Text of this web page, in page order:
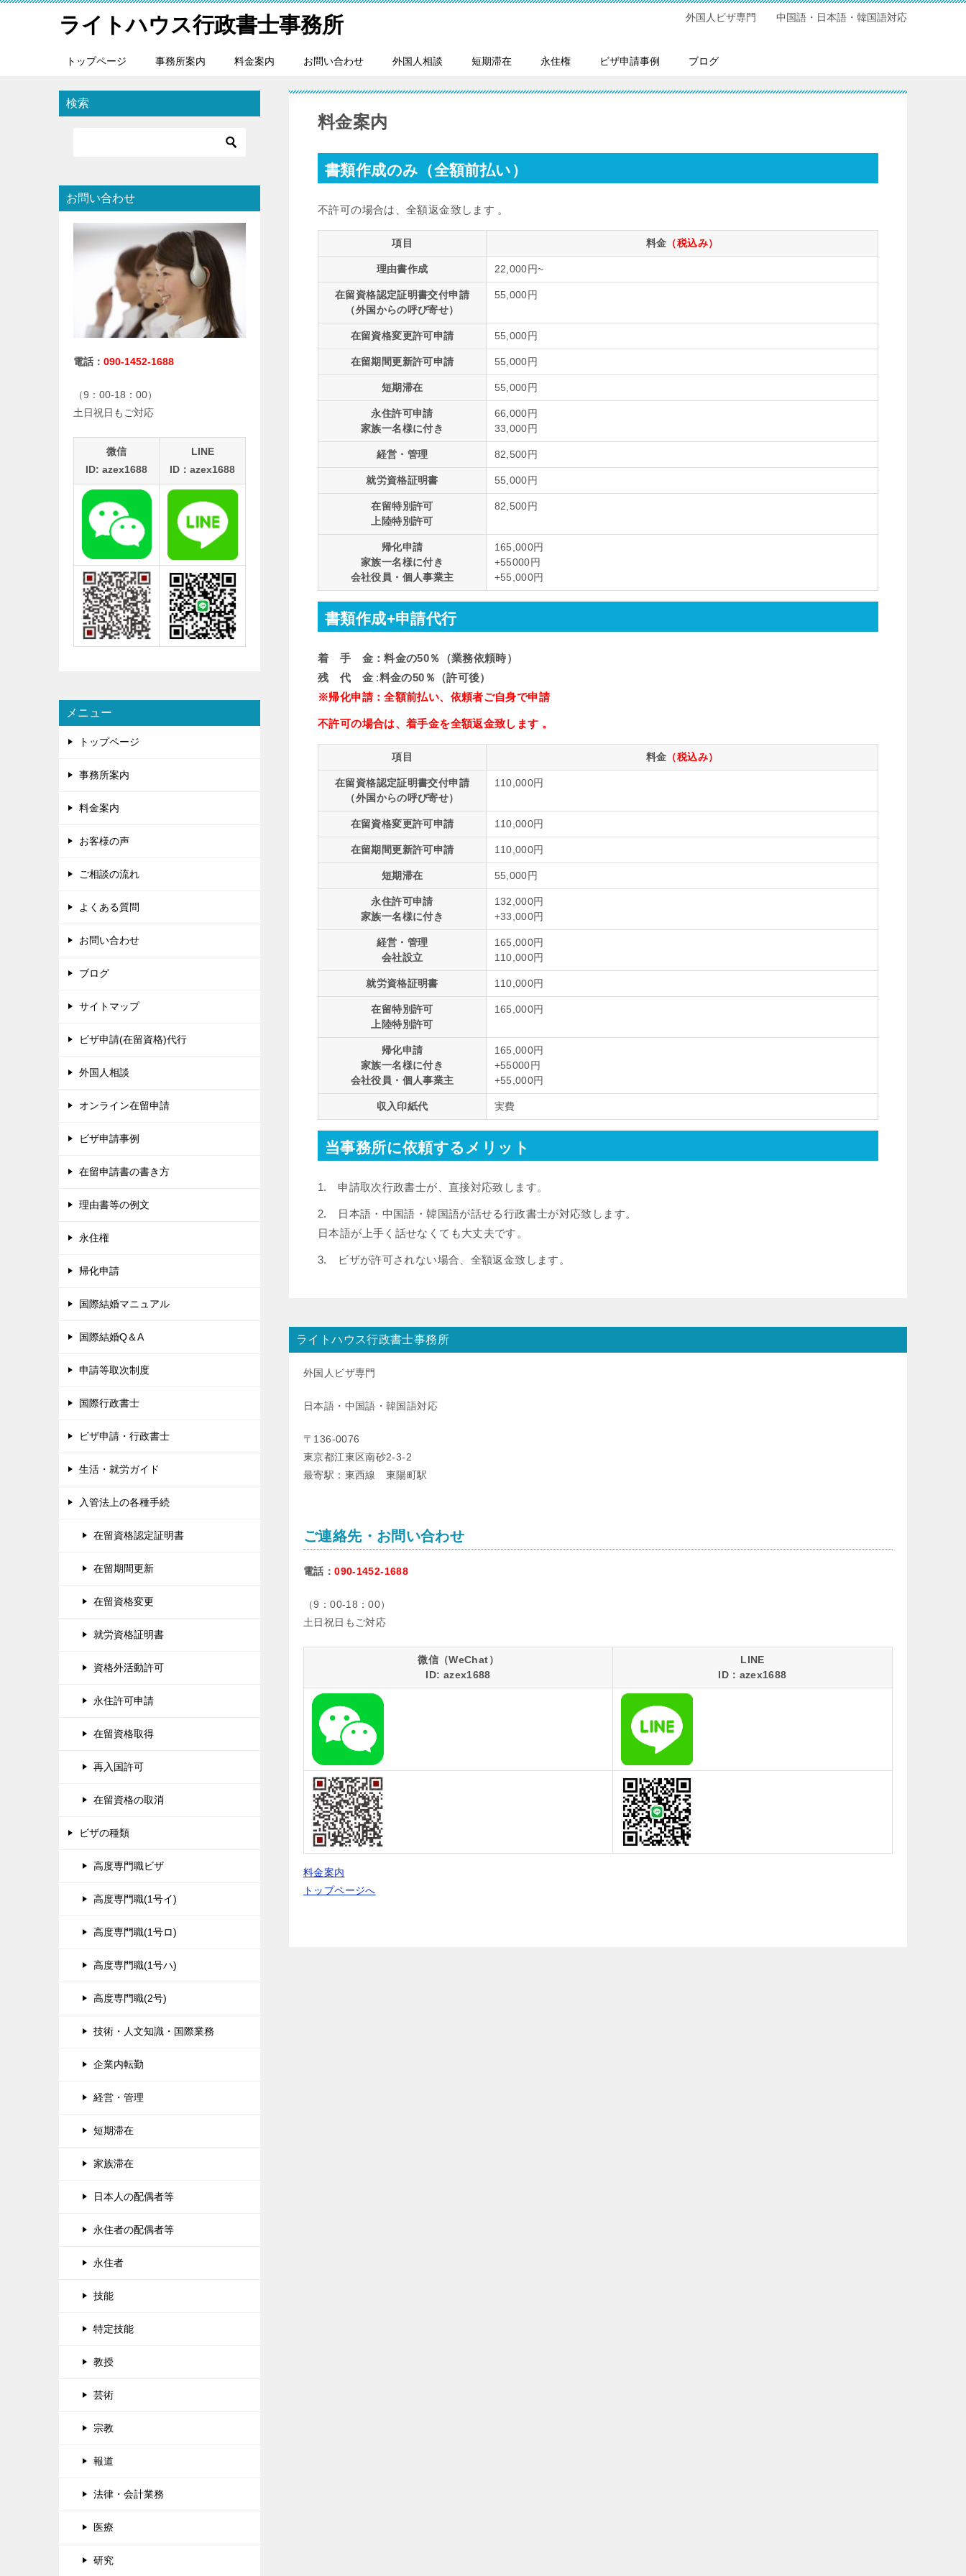
ライトハウス行政書士事務所 外国人ビザ専門 中国語・日本語・韓国語対応
トップページ 事務所案内 料金案内 お問い合わせ 外国人相談 短期滞在 永住権 ビザ申請事例 ブログ
料金案内
書類作成のみ（全額前払い）
不許可の場合は、全額返金致します 。
項目 料金 （税込み）
理由書作成 22,000円~
在留資格認定証明書交付申請
（外国からの呼び寄せ）
55,000円
在留資格変更許可申請 55,000円
在留期間更新許可申請 55,000円
短期滞在 55,000円
永住許可申請
家族一名様に付き
66,000円
33,000円
経営・管理 82,500円
就労資格証明書 55,000円
在留特別許可
上陸特別許可
82,500円
帰化申請
家族一名様に付き
会社役員・個人事業主
165,000円
+55000円
+55,000円
書類作成+申請代行
着 手 金：料金の50％（業務依頼時）
残 代 金:料金の50％（許可後）
※帰化申請：全額前払い、依頼者ご自身で申請
不許可の場合は、着手金を全額返金致します 。
項目 料金 （税込み）
在留資格認定証明書交付申請
（外国からの呼び寄せ）
110,000円
在留資格変更許可申請 110,000円
在留期間更新許可申請 110,000円
短期滞在 55,000円
永住許可申請
家族一名様に付き
132,000円
+33,000円
経営・管理
会社設立
165,000円
110,000円
就労資格証明書 110,000円
在留特別許可
上陸特別許可
165,000円
帰化申請
家族一名様に付き
会社役員・個人事業主
165,000円
+55000円
+55,000円
収入印紙代 実費
当事務所に依頼するメリット
1. 申請取次行政書士が、直接対応致します。
2. 日本語・中国語・韓国語が話せる行政書士が対応致します。
日本語が上手く話せなくても大丈夫です。
3. ビザが許可されない場合、全額返金致します。
ライトハウス行政書士事務所
外国人ビザ専門
日本語・中国語・韓国語対応
〒136-0076
東京都江東区南砂2-3-2
最寄駅：東西線 東陽町駅
ご連絡先・お問い合わせ
電話：090-1452-1688
（9：00-18：00）
土日祝日もご対応
微信（WeChat）
ID: azex1688
LINE
ID：azex1688
料金案内
トップページへ
検索
お問い合わせ
電話： 090-1452-1688
（9：00-18：00）
土日祝日もご対応
微信
ID: azex1688
LINE
ID：azex1688
メニュー
トップページ
事務所案内
料金案内
お客様の声
ご相談の流れ
よくある質問
お問い合わせ
ブログ
サイトマップ
ビザ申請(在留資格)代行
外国人相談
オンライン在留申請
ビザ申請事例
在留申請書の書き方
理由書等の例文
永住権
帰化申請
国際結婚マニュアル
国際結婚Q＆A
申請等取次制度
国際行政書士
ビザ申請・行政書士
生活・就労ガイド
入管法上の各種手続
在留資格認定証明書
在留期間更新
在留資格変更
就労資格証明書
資格外活動許可
永住許可申請
在留資格取得
再入国許可
在留資格の取消
ビザの種類
高度専門職ビザ
高度専門職(1号イ)
高度専門職(1号ロ)
高度専門職(1号ハ)
高度専門職(2号)
技術・人文知識・国際業務
企業内転勤
経営・管理
短期滞在
家族滞在
日本人の配偶者等
永住者の配偶者等
永住者
技能
特定技能
教授
芸術
宗教
報道
法律・会計業務
医療
研究